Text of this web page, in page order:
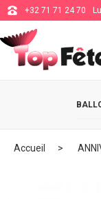
+32 71 71 24 70
Accueil